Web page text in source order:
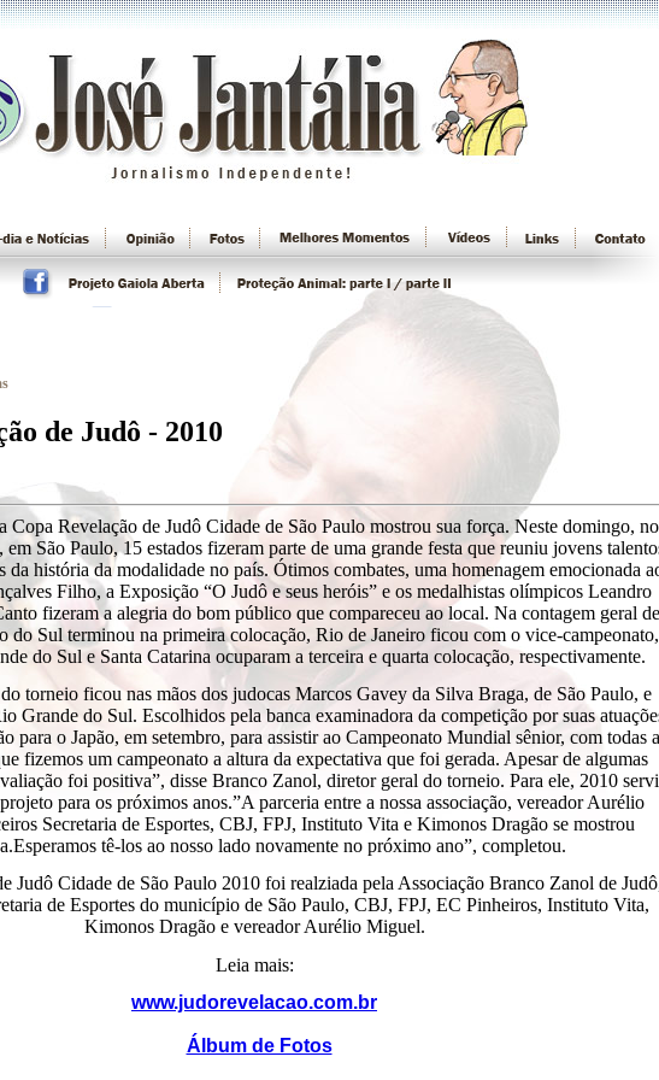
de Judô - 2010
Copa Revelação de Judô Cidade de São Paulo mostrou sua força. Neste domingo, no
em São Paulo, 15 estados fizeram parte de uma grande festa que reuniu jovens
da história da modalidade no país. Ótimos combates, uma homenagem emocionada
Filho, a Exposição “O Judô e seus heróis” e os medalhistas olímpicos Leandro
fizeram a alegria do bom público que compareceu ao local. Na contagem geral de
do Sul terminou na primeira colocação, Rio de Janeiro ficou com o vice-campeonato,
do Sul e Santa Catarina ocuparam a terceira e quarta colocação, respectivamente.
torneio ficou nas mãos dos judocas Marcos Gavey da Silva Braga, de São Paulo, e
Grande do Sul. Escolhidos pela banca examinadora da competição por suas
para o Japão, em setembro, para assistir ao Campeonato Mundial sênior, com todas
fizemos um campeonato a altura da expectativa que foi gerada. Apesar de algumas
foi positiva”, disse Branco Zanol, diretor geral do torneio. Para ele, 2010
para os próximos anos.”A parceria entre a nossa associação, vereador Aurélio
Secretaria de Esportes, CBJ, FPJ, Instituto Vita e Kimonos Dragão se mostrou
tê-los ao nosso lado novamente no próximo ano”, completou.
Judô Cidade de São Paulo 2010 foi realziada pela Associação Branco Zanol de
de Esportes do município de São Paulo, CBJ, FPJ, EC Pinheiros, Instituto Vita,
Kimonos Dragão e vereador Aurélio Miguel.
Leia mais:
www.judorevelacao.com.br
Álbum de Fotos